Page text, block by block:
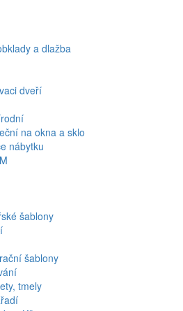
a dlažba
dveří
na okna a sklo
nábytku
šablony
šablony
tmely